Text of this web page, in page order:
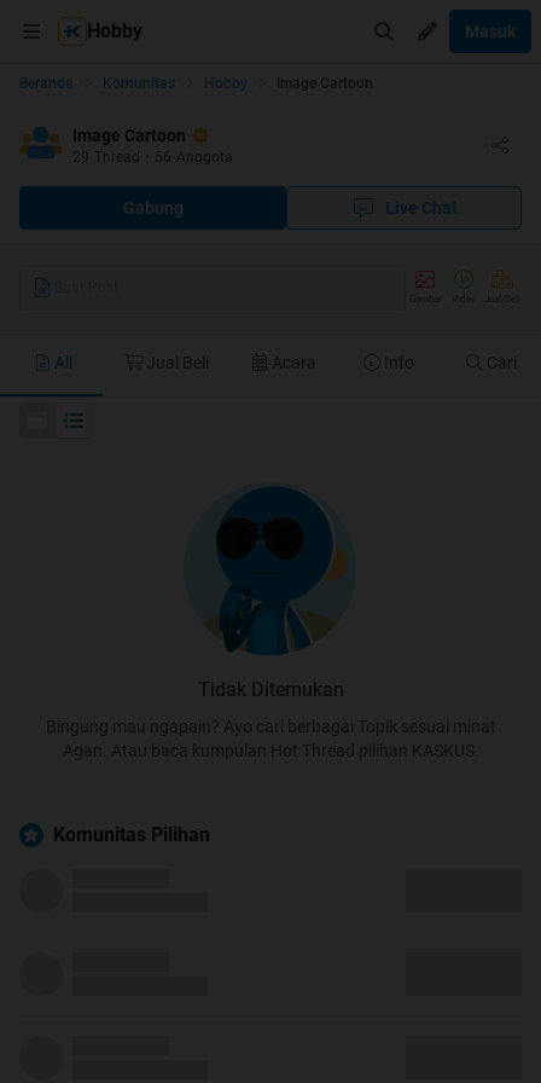
Hobby Masuk
Beranda Komunitas Hobby Image Cartoon
Image Cartoon
29 Thread • 56 Anggota
Gabung Live Chat
All Jual Beli Acara Info Cari
Tidak Ditemukan
Bingung mau ngapain? Ayo cari berbagai Topik sesuai minat
Agan. Atau baca kumpulan Hot Thread pilihan KASKUS.
Komunitas Pilihan